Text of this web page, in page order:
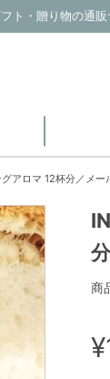
ト・贈り物の通
アロマ 12杯分／メー
商